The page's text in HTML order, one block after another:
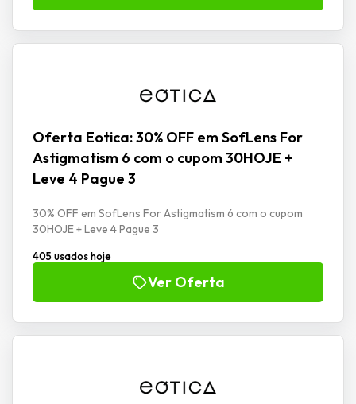
Oferta Eotica: 30% OFF em SofLens For
Astigmatism 6 com o cupom 30HOJE +
Leve 4 Pague 3
30% OFF em SofLens For Astigmatism 6 com o cupom
30HOJE + Leve 4 Pague 3
405 usados hoje
Ver Oferta